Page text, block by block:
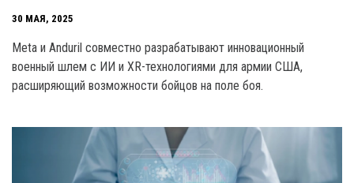
30 МАЯ, 2025
Meta и Anduril совместно разрабатывают инновационный
военный шлем с ИИ и XR-технологиями для армии США,
расширяющий возможности бойцов на поле боя.